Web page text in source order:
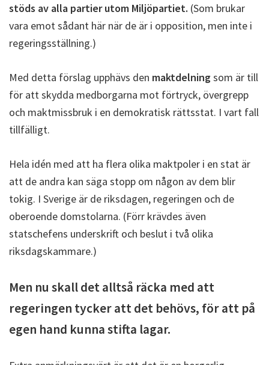
stöds av alla partier utom Miljöpartiet. (Som brukar
vara emot sådant här när de är i opposition, men inte i
regeringsställning.)
Med detta förslag upphävs den maktdelningsom är till
för att skydda medborgarna mot förtryck, övergrepp
och maktmissbruk i en demokratisk rättsstat. I vart fall
tillfälligt.
Hela idén med att ha flera olika maktpoler i en stat är
att de andra kan säga stopp om någon av dem blir
tokig. I Sverige är de riksdagen, regeringen och de
oberoende domstolarna. (Förr krävdes även
statschefens underskrift och beslut i två olika
riksdagskammare.)
Men nu skall det alltså räcka med att
regeringen tycker att det behövs, för att på
egen hand kunna stifta lagar.